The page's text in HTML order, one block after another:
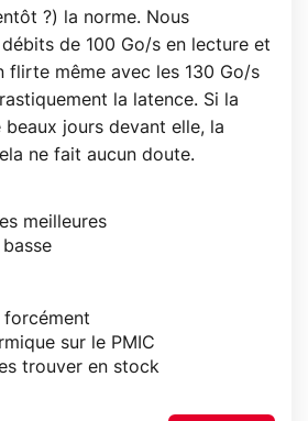
?) la norme. Nous
de 100 Go/s en lecture et
flirte même avec les 130 Go/s
la latence. Si la
beaux jours devant elle, la
ne fait aucun doute.
meilleures
forcément
sur le PMIC
trouver en stock